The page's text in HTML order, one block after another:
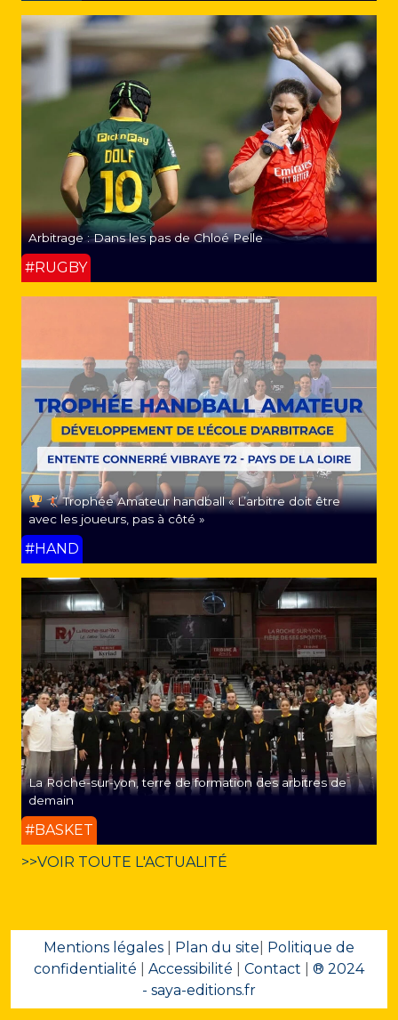
Arbitrage : Dans les pas de Chloé Pelle
#RUGBY
Trophée Amateur handball « L’arbitre doit être
avec les joueurs, pas à côté »
#HAND
La Roche-sur-yon, terre de formation des arbitres de
demain
#BASKET
>>VOIR TOUTE L'ACTUALITÉ
Mentions légales Plan du site
Politique de
confidentialité
Accessibilité Contact
® 2024
- saya-editions.fr